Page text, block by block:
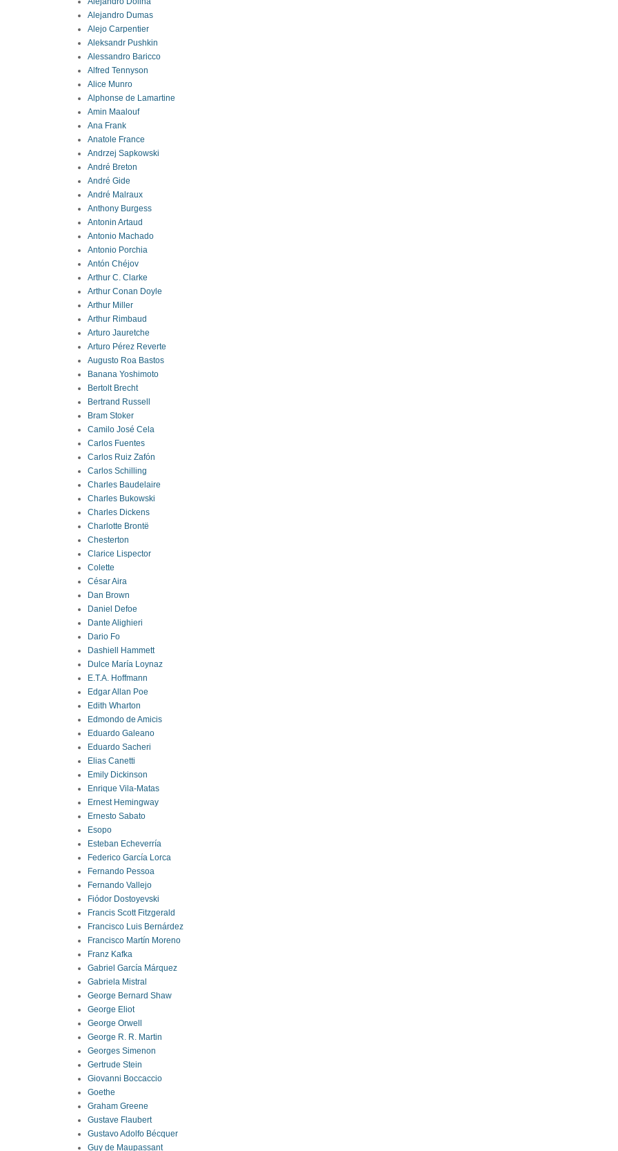
Alejandro Dumas
Alejo Carpentier
Aleksandr Pushkin
Alessandro Baricco
Alfred Tennyson
Alice Munro
Alphonse de Lamartine
Amin Maalouf
Ana Frank
Anatole France
Andrzej Sapkowski
André Breton
André Gide
André Malraux
Anthony Burgess
Antonin Artaud
Antonio Machado
Antonio Porchia
Antón Chéjov
Arthur C. Clarke
Arthur Conan Doyle
Arthur Miller
Arthur Rimbaud
Arturo Jauretche
Arturo Pérez Reverte
Augusto Roa Bastos
Banana Yoshimoto
Bertolt Brecht
Bertrand Russell
Bram Stoker
Camilo José Cela
Carlos Fuentes
Carlos Ruiz Zafón
Carlos Schilling
Charles Baudelaire
Charles Bukowski
Charles Dickens
Charlotte Brontë
Chesterton
Clarice Lispector
Colette
César Aira
Dan Brown
Daniel Defoe
Dante Alighieri
Dario Fo
Dashiell Hammett
Dulce María Loynaz
E.T.A. Hoffmann
Edgar Allan Poe
Edith Wharton
Edmondo de Amicis
Eduardo Galeano
Eduardo Sacheri
Elias Canetti
Emily Dickinson
Enrique Vila-Matas
Ernest Hemingway
Ernesto Sabato
Esopo
Esteban Echeverría
Federico García Lorca
Fernando Pessoa
Fernando Vallejo
Fiódor Dostoyevski
Francis Scott Fitzgerald
Francisco Luis Bernárdez
Francisco Martín Moreno
Franz Kafka
Gabriel García Márquez
Gabriela Mistral
George Bernard Shaw
George Eliot
George Orwell
George R. R. Martin
Georges Simenon
Gertrude Stein
Giovanni Boccaccio
Goethe
Graham Greene
Gustave Flaubert
Gustavo Adolfo Bécquer
Guy de Maupassant